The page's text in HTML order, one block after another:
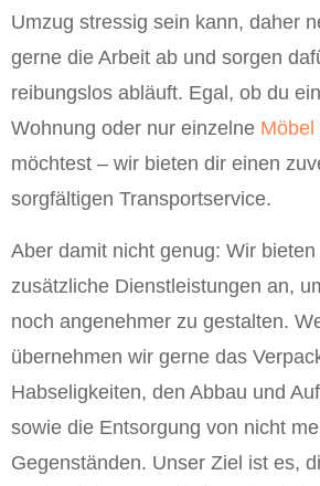
Umzug stressig sein kann, daher
gerne die Arbeit ab und sorgen
reibungslos abläuft. Egal, ob du
Wohnung oder nur einzelne Möbel
möchtest – wir bieten dir einen
sorgfältigen Transportservice.
Aber damit nicht genug: Wir bieten
zusätzliche Dienstleistungen an,
noch angenehmer zu gestalten.
übernehmen wir gerne das
Habseligkeiten, den Abbau und
sowie die Entsorgung von nicht
Gegenständen. Unser Ziel ist es,